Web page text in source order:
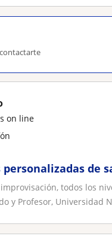
on line
personalizadas de
todos los
y Profesor, Universidad